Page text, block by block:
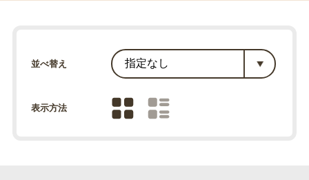
並べ替え
表示方法